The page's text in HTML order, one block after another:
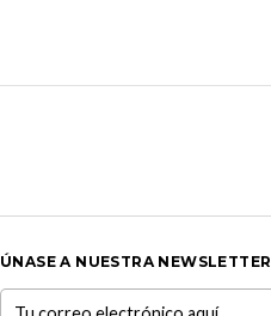
ÚNASE A NUESTRA NEWSLETTER